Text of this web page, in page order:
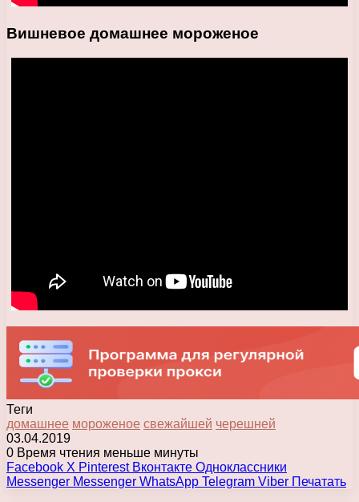
Вишневое домашнее мороженое
Теги
домашнее мороженое свежайшей черешней
03.04.2019
0 Время чтения меньше минуты
Facebook X Pinterest Вконтакте Одноклассники
Messenger Messenger WhatsApp Telegram Viber Печатать